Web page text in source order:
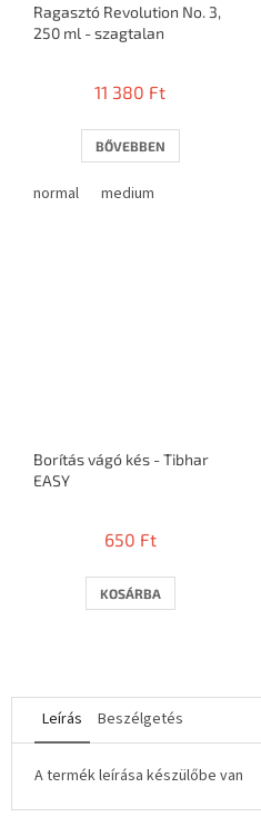
Ragasztó Revolution No. 3,
250 ml - szagtalan
11 380 Ft
BŐVEBBEN
normal medium
Borítás vágó kés - Tibhar
EASY
650 Ft
KOSÁRBA
Leírás Beszélgetés
A termék leírása készülőbe van